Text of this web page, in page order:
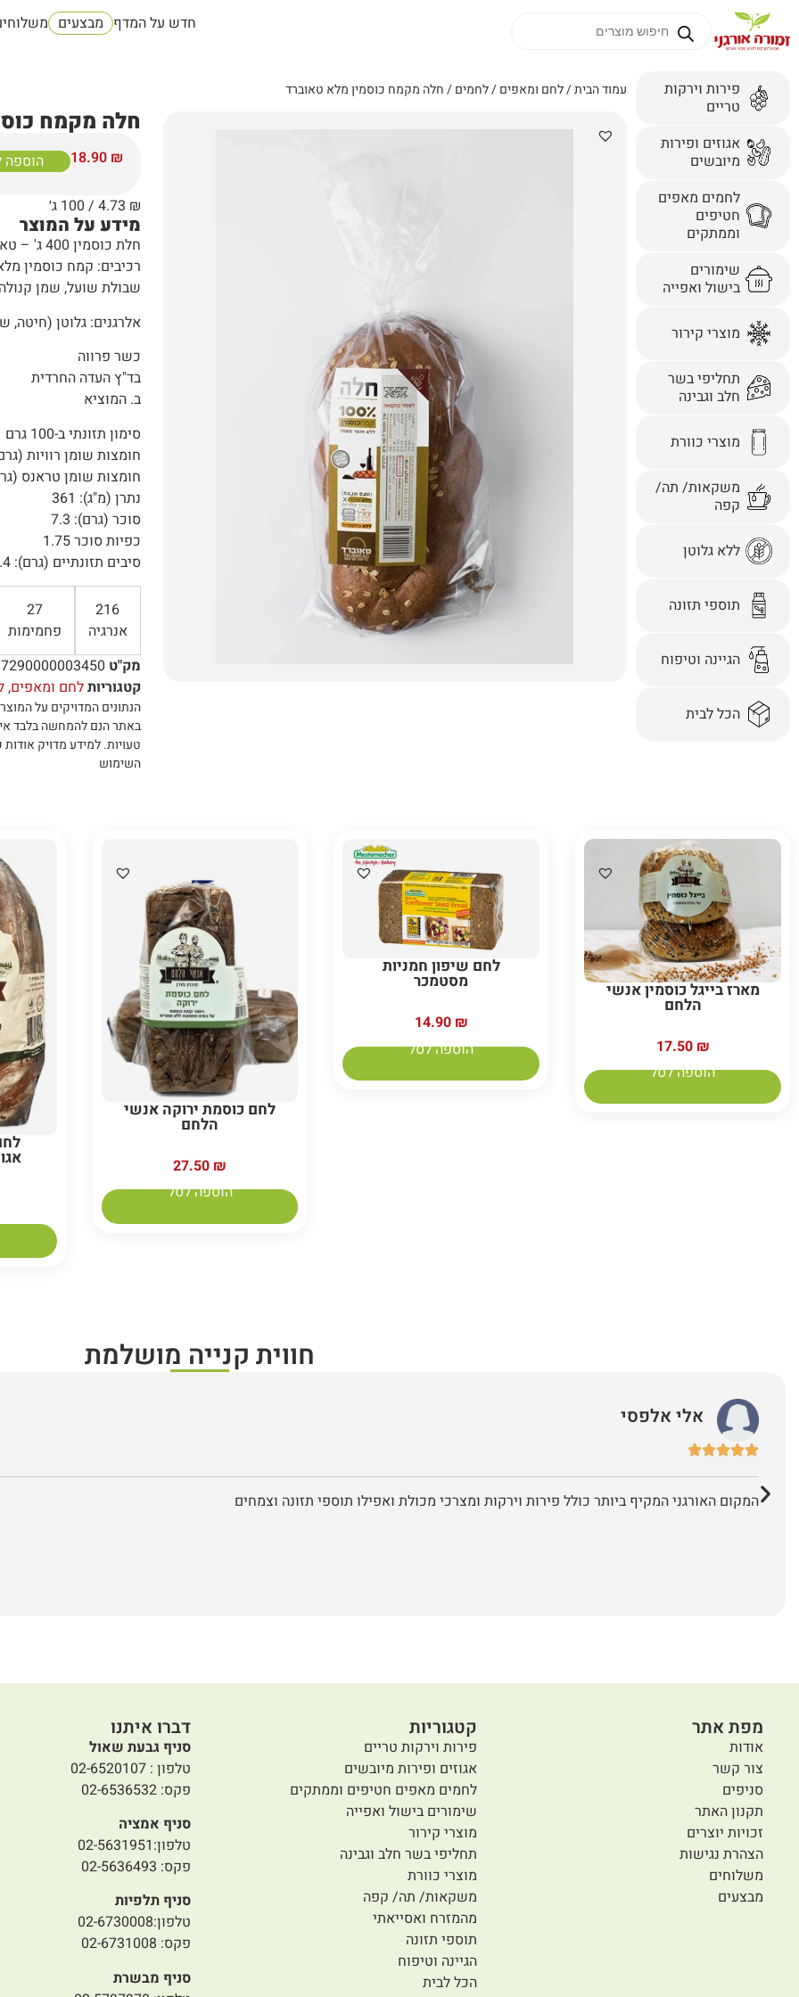
חדש על המדף מבצעים
פירות וירקות
טריים
אגוזים ופירות
מיובשים
לחמים מאפים
חטיפים
וממתקים
שימורים
בישול ואפייה
מוצרי קירור
תחליפי בשר
חלב וגבינה
מוצרי כוורת
משקאות/ תה/
קפה
ללא גלוטן
תוספי תזונה
הגיינה וטיפוח
הכל לבית
עמוד הבית/לחם ומאפים/לחמים/ חלה מקמח כוסמין מלא טאוברד
חלה מקמח
18.90 ₪ הוספה
4.73 ₪ / 100 ג׳
מידע על המוצר
חלת כוסמין 400 ג' – טאוברד
רכיבים: קמח כוסמין
שבולת שועל, שמן
אלרגנים: גלוטן (חיטה,
כשר פרווה
בד"ץ העדה החרדית
ב. המוציא
סימון תזונתי ב-100 גרם
חומצות שומן רוויות
חומצות שומן טראנס
נתרן (מ"ג): 361
סוכר (גרם): 7.3
כפיות סוכר 1.75
סיבים תזונתיים (גרם): 11.4
216
אנרגיה
27
פחמימות
מק"ט 7290000003450
קטגוריותלחם ומאפים,
הנתונים המדויקים על
באתר הנם להמחשה בלבד
טעויות.למידע מדויק
השימוש
מארז בייגל כוסמין אנשי
הלחם
17.50 ₪
הוספה לסל
לחם שיפון חמניות
מסטמכר
14.90 ₪
הוספה לסל
לחם כוסמת ירוקה אנשי
הלחם
27.50 ₪
הוספה לסל
חווית קנייה מושלמת
אלי אלפסי
המקום האורגני המקיף ביותר כולל פירות וירקות ומצרכי מכולת ואפילו תוספי תזונה וצמחים
מפת אתר
אודות
צור קשר
סניפים
תקנון האתר
זכויות יוצרים
הצהרת נגישות
משלוחים
מבצעים
קטגוריות
פירות וירקות טריים
אגוזים ופירות מיובשים
לחמים מאפים חטיפים וממתקים
שימורים בישול ואפייה
מוצרי קירור
תחליפי בשר חלב וגבינה
מוצרי כוורת
משקאות/ תה/ קפה
מהמזרח ואסייאתי
תוספי תזונה
הגיינה וטיפוח
הכל לבית
דברו איתנו
סניף גבעת שאול
טלפון : 02-6520107
פקס: 02-6536532
סניף אמציה
טלפון:02-5631951
פקס: 02-5636493
סניף תלפיות
טלפון:02-6730008
פקס: 02-6731008
סניף מבשרת